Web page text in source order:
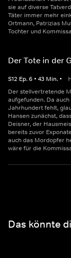
sie auf diverse
Täter immer mehr
Ortmann, Patrizias
Tochter und
Der Tote in der
S12 Ep.6 • 43 Min. •
Der stellvertretende
aufgefunden. Da
Jahrhundert fehlt,
Hansen zunächst,
Deisner, der
bereits zuvor
auch das Mordopfer
wäre für die
Das könnte